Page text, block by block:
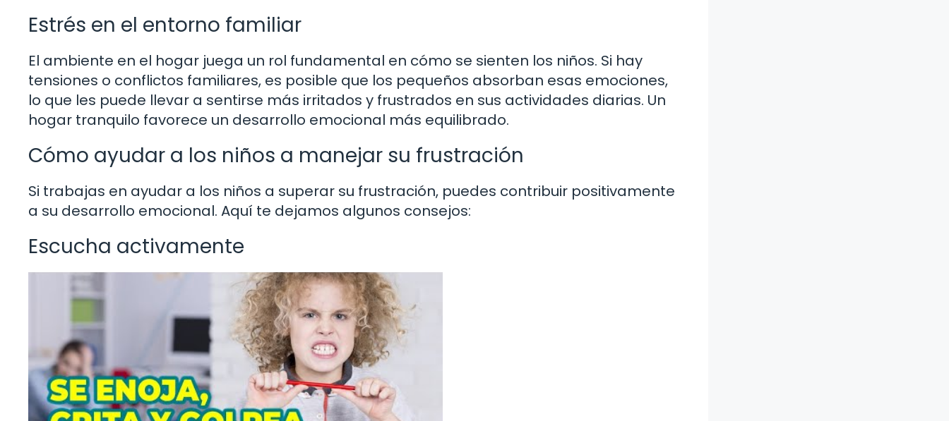
Estrés en el entorno familiar
El ambiente en el hogar juega un rol fundamental en cómo se sienten los niños. Si hay
tensiones o conflictos familiares, es posible que los pequeños absorban esas emociones,
lo que les puede llevar a sentirse más irritados y frustrados en sus actividades diarias. Un
hogar tranquilo favorece un desarrollo emocional más equilibrado.
Cómo ayudar a los niños a manejar su frustración
Si trabajas en ayudar a los niños a superar su frustración, puedes contribuir positivamente
a su desarrollo emocional. Aquí te dejamos algunos consejos:
Escucha activamente